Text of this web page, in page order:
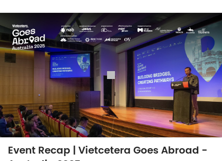
Event Recap | Vietcetera Goes Abroad -